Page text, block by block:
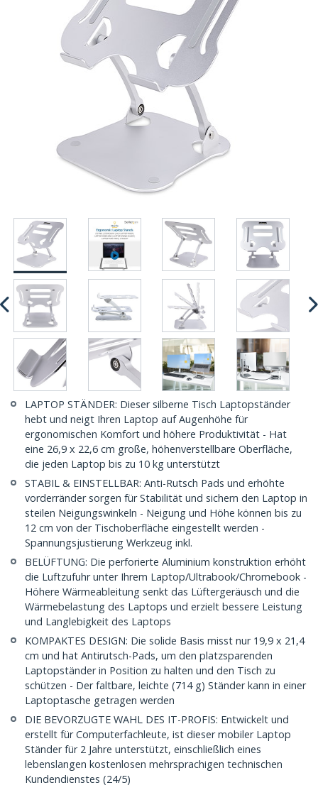
LAPTOP STÄNDER: Dieser silberne Tisch Laptopständer
hebt und neigt Ihren Laptop auf Augenhöhe für
ergonomischen Komfort und höhere Produktivität - Hat
eine 26,9 x 22,6 cm große, höhenverstellbare Oberfläche,
die jeden Laptop bis zu 10 kg unterstützt
STABIL & EINSTELLBAR: Anti-Rutsch Pads und erhöhte
vorderränder sorgen für Stabilität und sichern den Laptop in
steilen Neigungswinkeln - Neigung und Höhe können bis zu
12 cm von der Tischoberfläche eingestellt werden -
Spannungsjustierung Werkzeug inkl.
BELÜFTUNG: Die perforierte Aluminium konstruktion erhöht
die Luftzufuhr unter Ihrem Laptop/Ultrabook/Chromebook -
Höhere Wärmeableitung senkt das Lüftergeräusch und die
Wärmebelastung des Laptops und erzielt bessere Leistung
und Langlebigkeit des Laptops
KOMPAKTES DESIGN: Die solide Basis misst nur 19,9 x 21,4
cm und hat Antirutsch-Pads, um den platzsparenden
Laptopständer in Position zu halten und den Tisch zu
schützen - Der faltbare, leichte (714 g) Ständer kann in einer
Laptoptasche getragen werden
DIE BEVORZUGTE WAHL DES IT-PROFIS: Entwickelt und
erstellt für Computerfachleute, ist dieser mobiler Laptop
Ständer für 2 Jahre unterstützt, einschließlich eines
lebenslangen kostenlosen mehrsprachigen technischen
Kundendienstes (24/5)